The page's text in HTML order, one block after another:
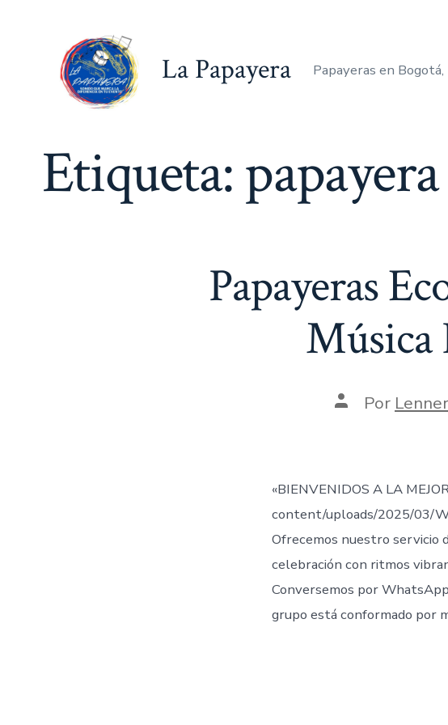
La Papayera Papayeras en
Etiqueta:
Papayeras
Música
AutorPor Lenner
«BIENVENIDOS A LA
content/uploads/2025/03/
Ofrecemos nuestro servicio
celebración con ritmos
Conversemos por
grupo está conformado por